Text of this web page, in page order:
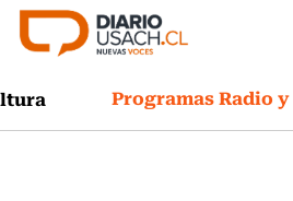
Programas Radio